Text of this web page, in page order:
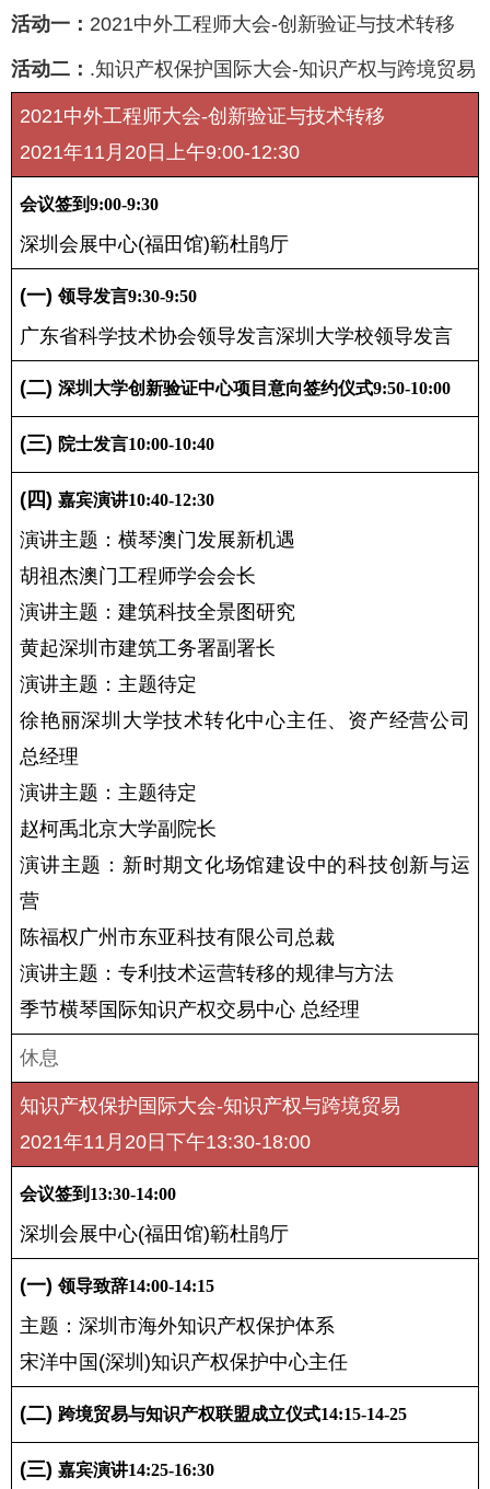
活动一： 2021中外工程师大会-创新验证与技术转移
活动二： .知识产权保护国际大会-知识产权与跨境贸易
2021中外工程师大会-创新验证与技术转移
2021年11月20日上午9:00-12:30
会议签到9:00-9:30
深圳会展中心(福田馆)簕杜鹃厅
(一) 领导发言9:30-9:50
广东省科学技术协会领导发言深圳大学校领导发言
(二) 深圳大学创新验证中心项目意向签约仪式9:50-10:00
(三) 院士发言10:00-10:40
(四) 嘉宾演讲10:40-12:30
演讲主题：横琴澳门发展新机遇
胡祖杰澳门工程师学会会长
演讲主题：建筑科技全景图研究
黄起深圳市建筑工务署副署长
演讲主题：主题待定
徐艳丽深圳大学技术转化中心主任、资产经营公司
总经理
演讲主题：主题待定
赵柯禹北京大学副院长
演讲主题：新时期文化场馆建设中的科技创新与运
营
陈福权广州市东亚科技有限公司总裁
演讲主题：专利技术运营转移的规律与方法
季节横琴国际知识产权交易中心 总经理
休息
知识产权保护国际大会-知识产权与跨境贸易
2021年11月20日下午13:30-18:00
会议签到13:30-14:00
深圳会展中心(福田馆)簕杜鹃厅
(一) 领导致辞14:00-14:15
主题：深圳市海外知识产权保护体系
宋洋中国(深圳)知识产权保护中心主任
(二) 跨境贸易与知识产权联盟成立仪式14:15-14-25
(三) 嘉宾演讲14:25-16:30